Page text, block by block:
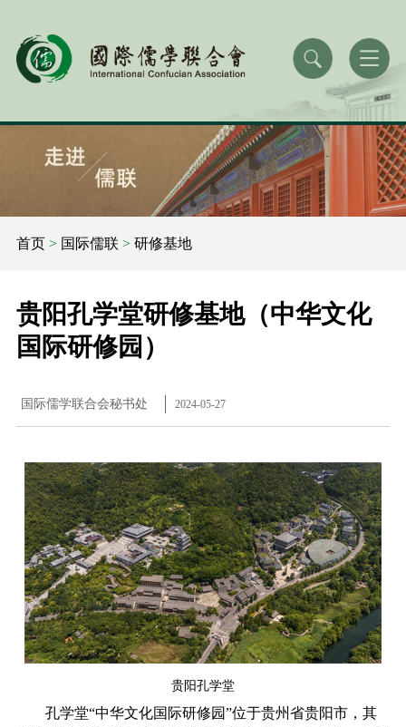
首页> 国际儒联 > 研修基地
贵阳孔学堂研修基地（中华文化
国际研修园）
国际儒学联合会秘书处 2024-05-27
贵阳孔学堂
孔学堂“中华文化国际研修园”位于贵州省贵阳市，其